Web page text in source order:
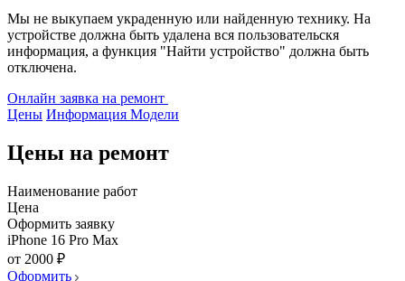
Мы не выкупаем украденную или найденную технику. На
устройстве должна быть удалена вся пользовательскя
информация, а функция "Найти устройство" должна быть
отключена.
Онлайн заявка на ремонт
Цены Информация Модели
Цены на ремонт
Наименование работ
Цена
Оформить заявку
iPhone 16 Pro Max
от 2000 ₽
Оформить